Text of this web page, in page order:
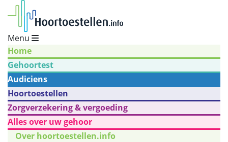
Menu
Home
Gehoortest
Audiciens
Hoortoestellen
Zorgverzekering & vergoeding
Alles over uw gehoor
Over hoortoestellen.info